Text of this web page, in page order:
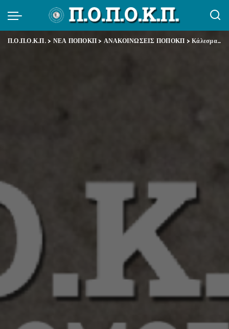
Π.Ο.Π.Ο.Κ.Π.> ΝΕΑ ΠΟΠΟΚΠ > ΑΝΑΚΟΙΝΩΣΕΙΣ ΠΟΠΟΚΠ >Κάλεσμα ΠΟΠΟΚΠ για παναττική στάση εργασίας ΑΔΕΔΥ (3/2/2026): Δεν ανεχόμαστε άλλο τη λεηλασία της ζωής μας – Όλες και όλοι στους δρόμους και στον αγώνα